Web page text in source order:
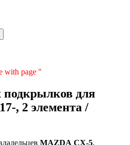
with page ''
подкрылков для
, 2 элемента /
MAZDA CX-5.